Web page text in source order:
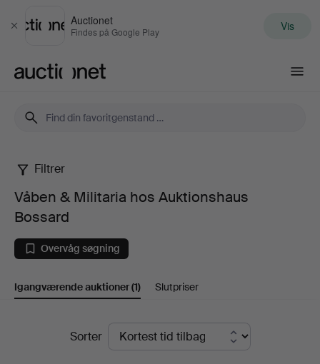
Luk
Auctionet
Findes på Google Play Vis
Våben
Militaria
hos
Bossard
Filtrer
Våben & Militaria hos Auktionshaus
Bossard
Overvåg søgning
Igangværende auktioner(1) Slutpriser
Igangværende
Sorter